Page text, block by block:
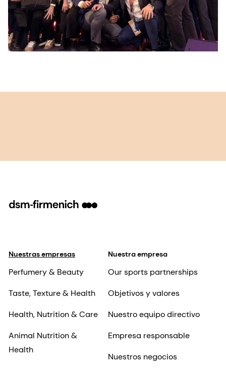
Nuestras empresas
Perfumery & Beauty
Taste, Texture & Health
Health, Nutrition & Care
Animal Nutrition &
Health
Nuestra empresa
Our sports partnerships
Objetivos y valores
Nuestro equipo directivo
Empresa responsable
Nuestros negocios